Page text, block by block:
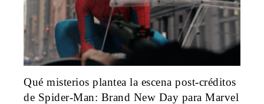
Qué misterios plantea la escena post-créditos
de Spider-Man: Brand New Day para Marvel